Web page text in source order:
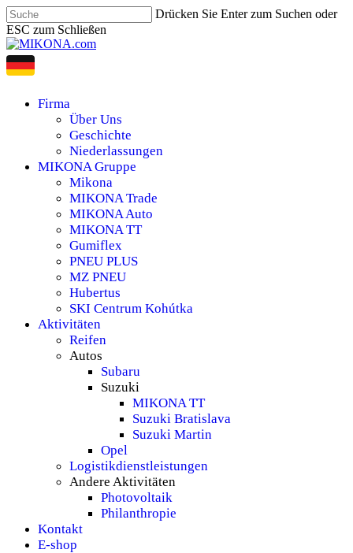
Skip
to
main
content
Drücken Sie Enter zum Suchen oder
ESC zum Schließen
Suche
schließen
Firma
Über Uns
Geschichte
Niederlassungen
MIKONA Gruppe
Mikona
MIKONA Trade
MIKONA Auto
MIKONA TT
Gumiflex
PNEU PLUS
MZ PNEU
Hubertus
SKI Centrum Kohútka
Aktivitäten
Reifen
Autos
Subaru
Suzuki
MIKONA TT
Suzuki Bratislava
Suzuki Martin
Opel
Logistikdienstleistungen
Andere Aktivitäten
Photovoltaik
Philanthropie
Kontakt
E-shop